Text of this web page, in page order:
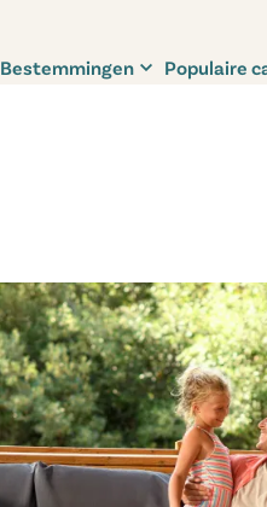
Bestemmingen Populaire